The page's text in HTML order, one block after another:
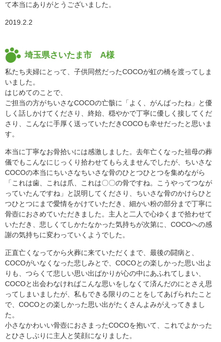
て本当にありがとうございました。
2019.2.2
埼玉県さいたま市 A様
私たち夫婦にとって、子供同然だったCOCOが虹の橋を渡ってしま
いました。
はじめてのことで、
ご担当の方がちいさなCOCOの亡骸に「よく、がんばったね」と優
しく話しかけてくださり、終始、穏やかで丁寧に優しく接してくだ
さり、こんなに手厚く送っていただきCOCOも幸せだったと思いま
す。
本当に丁寧なお骨拾いには感激しました。去年亡くなった祖母の葬
儀でもこんなにじっくり拾わせてもらえませんでしたが、ちいさな
COCOの本当にちいさなちいさな骨のひとつひとつを集めながら
「これは歯、これは爪、これは〇〇の骨ですね。こうやってつなが
っていたんですね」と説明してくださり、ちいさな骨のかけらひと
つひとつにまで愛情をかけていただき、細かい粉の部分まで丁寧に
骨壺におさめていただきました。主人と二人で心ゆくまで拾わせて
いただき、悲しくてしかたなかった気持ちが次第に、COCOへの感
謝の気持ちに変わっていくようでした。
正直亡くなってから火葬に来ていただくまで、最後の闘病と、
COCOがいなくなった悲しみとで、COCOとの楽しかった思い出よ
りも、つらくて悲しい思い出ばかりが心の中にあふれてしまい、
COCOと出会わなければこんな思いをしなくて済んだのにとさえ思
ってしまいましたが、私もできる限りのことをしてあげられたこと
で、COCOとの楽しかった思い出がたくさんよみがえってきまし
た。
小さなかわいい骨壺におさまったCOCOを抱いて、これでよかった
とひさしぶりに主人と笑顔になりました。